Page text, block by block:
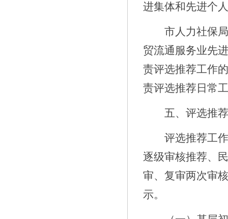
进集体和先进个
市人力社保
贸流通服务业先
责评选推荐工作
责评选推荐日常
五、评选推
评选推荐工
逐级审核推荐、
审、复审两次审
示。